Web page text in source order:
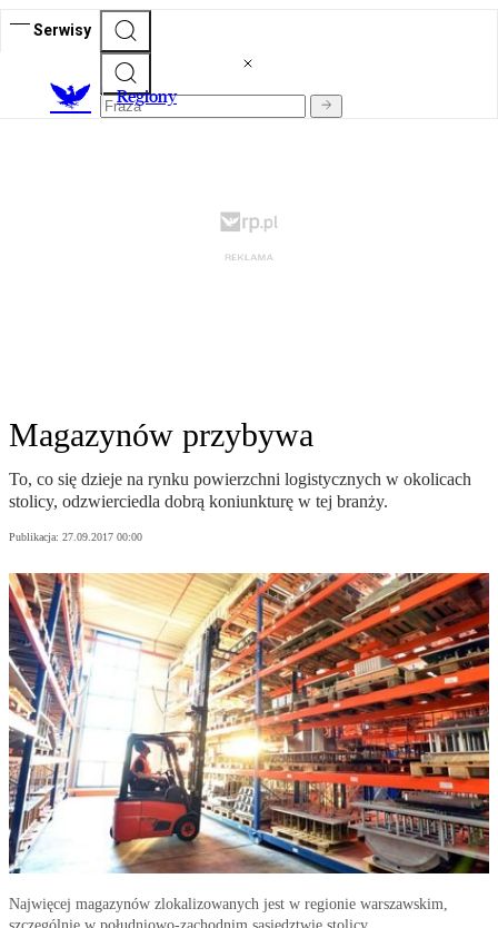
Serwisy
Regiony
Magazynów przybywa
To, co się dzieje na rynku powierzchni logistycznych w okolicach
stolicy, odzwierciedla dobrą koniunkturę w tej branży.
Publikacja: 27.09.2017 00:00
Najwięcej magazynów zlokalizowanych jest w regionie warszawskim,